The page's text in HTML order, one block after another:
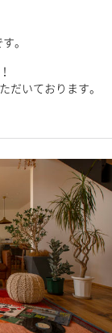
。
だいております。